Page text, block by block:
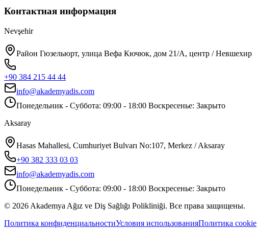
Контактная информация
Nevşehir
Район Гюзельюрт, улица Вефа Кючюк, дом 21/A, центр / Невшехир
+90 384 215 44 44
info@akademyadis.com
Понедельник - Суббота: 09:00 - 18:00 Воскресенье: Закрыто
Aksaray
Hasas Mahallesi, Cumhuriyet Bulvarı No:107, Merkez / Aksaray
+90 382 333 03 03
info@akademyadis.com
Понедельник - Суббота: 09:00 - 18:00 Воскресенье: Закрыто
© 2026 Akademya Ağız ve Diş Sağlığı Polikliniği. Все права защищены.
Политика конфиденциальностиУсловия использованияПолитика cookie